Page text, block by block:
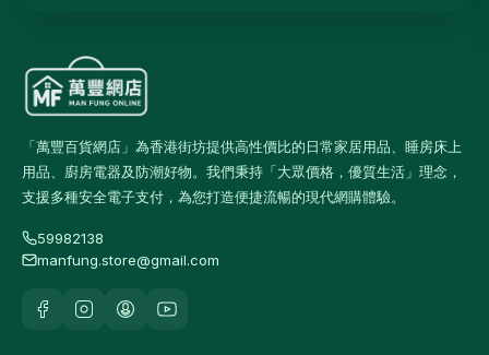
「萬豐百貨網店」為香港街坊提供高性價比的日常家居用品、睡房床上
用品、廚房電器及防潮好物。我們秉持「大眾價格，優質生活」理念，
支援多種安全電子支付，為您打造便捷流暢的現代網購體驗。
59982138
manfung.store@gmail.com